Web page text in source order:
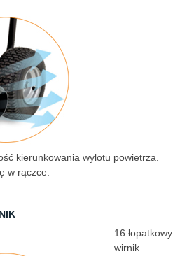
kierunkowania wylotu powietrza.
w rączce.
16 łopatkowy
wirnik